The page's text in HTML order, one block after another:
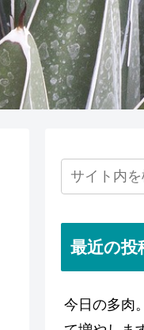
最近の投
今日の多肉